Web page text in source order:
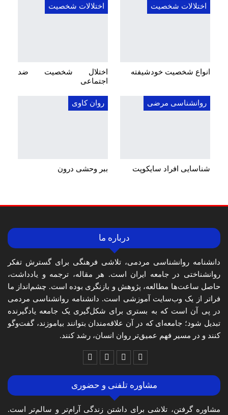
اختلالات شخصیت
انواع شخصیت خودشیفته
اختلالات شخصیت
اختلال شخصیت ضد
اجتماعی
روانشناسی مرضی
شناسایی افراد سایکوپت
روان کاوی
ببر وحشی درون
درباره ما
دانشنامه روانشناسی مردمی، تلاشی فرهنگی برای گسترش تفکر
روانشناختی در جامعه ایران است. هر مقاله، ترجمه و یادداشت،
حاصل ساعت‌ها مطالعه، پژوهش و بازنگری بوده است. چشم‌انداز ما
فراتر از یک وب‌سایت آموزشی است. دانشنامه روانشناسی مردمی
در پی آن است که به بستری برای شکل‌گیری یک جامعه یادگیرنده
تبدیل شود؛ جامعه‌ای که در آن علاقه‌مندان بتوانند بیاموزند، گفت‌وگو
کنند و در مسیر فهم عمیق‌تر روان انسان، رشد کنند.
مشاوره تلفنی و حضوری
مشاوره گرفتن، تلاشی برای داشتن زندگی آرام‌تر و سالم‌تر است.